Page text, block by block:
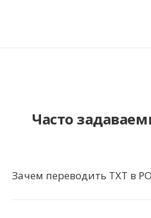
Часто
Зачем переводить TXT в